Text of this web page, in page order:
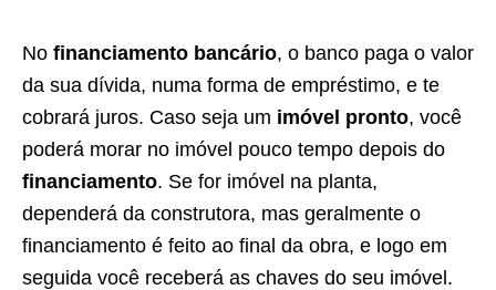
No financiamento bancário, o banco paga o valor
da sua dívida, numa forma de empréstimo, e te
cobrará juros. Caso seja um imóvel pronto, você
poderá morar no imóvel pouco tempo depois do
financiamento. Se for imóvel na planta,
dependerá da construtora, mas geralmente o
financiamento é feito ao final da obra, e logo em
seguida você receberá as chaves do seu imóvel.